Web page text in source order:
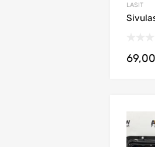
LASIT
69,00